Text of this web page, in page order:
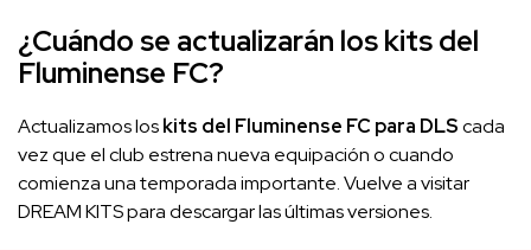
¿Cuándo se actualizarán los kits del
Fluminense FC?
Actualizamos loskits del Fluminense FC para DLScada
vez que el club estrena nueva equipación o cuando
comienza una temporada importante. Vuelve a visitar
DREAM KITS para descargar las últimas versiones.